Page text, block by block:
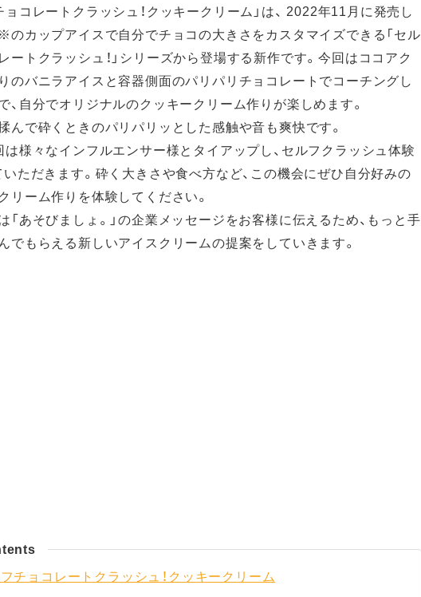
ョコレートクラッシュ！クッキークリーム」は、 2022年11月に発売し
のカップアイスで自分でチョコの大きさをカスタマイズできる「セル
ートクラッシュ！」シリーズから登場する新作です。今回はココアク
のバニラアイスと容器側面のパリパリチョコレートでコーチングし
、自分でオリジナルのクッキークリーム作りが楽しめます。
んで砕くときのパリパリッとした感触や音も爽快です。
は様々なインフルエンサー様とタイアップし、セルフクラッシュ体験
ただきます。砕く大きさや食べ方など、この機会にぜひ自分好みの
リーム作りを体験してください。
「あそびましょ。」の企業メッセージをお客様に伝えるため、もっと手
でもらえる新しいアイスクリームの提案をしていきます。
チョコレートクラッシュ！クッキークリーム